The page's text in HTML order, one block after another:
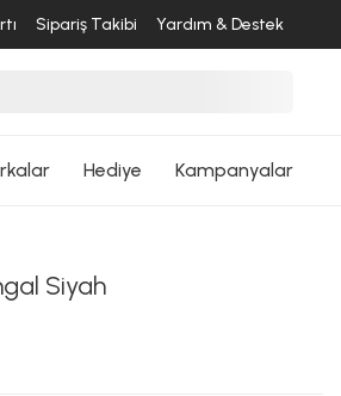
Sipariş Takibi Yardım & Destek
Hediye Kampanyalar
Siyah